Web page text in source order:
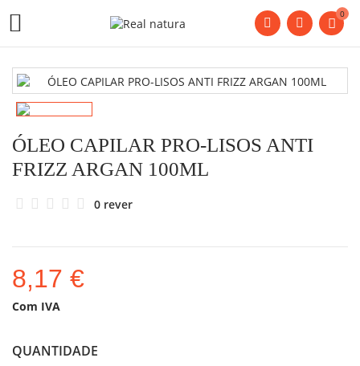
 0
ÓLEO CAPILAR PRO-LISOS ANTI
FRIZZ ARGAN 100ML
0 rever
8,17 €
Com IVA
QUANTIDADE